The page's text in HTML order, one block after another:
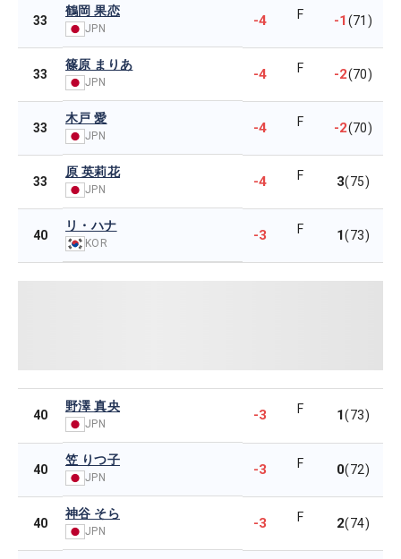
33
鶴岡 果恋
JPN -4 F -1(71)
33
篠原 まりあ
JPN -4 F -2(70)
33
木戸 愛
JPN -4 F -2(70)
33
原 英莉花
JPN -4 F 3(75)
40
リ・ハナ
KOR -3 F 1(73)
40
野澤 真央
JPN
-3 F 1(73)
40
笠 りつ子
JPN -3 F 0(72)
40
神谷 そら
JPN -3 F 2(74)